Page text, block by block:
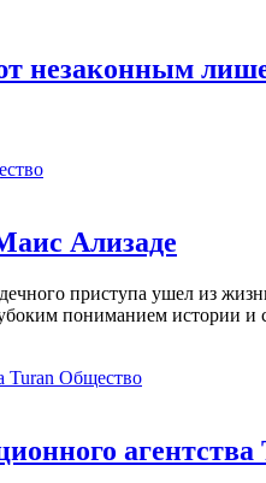
незаконным
Ализаде
приступа ушел из
пониманием истории и
Общество
агентства